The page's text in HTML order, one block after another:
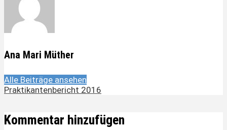
Ana Mari Müther
Alle Beiträge ansehen
Praktikantenbericht 2016
Kommentar hinzufügen